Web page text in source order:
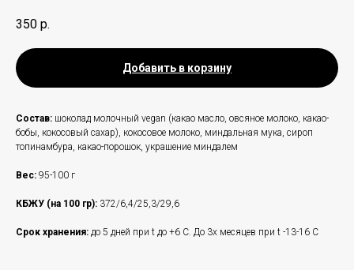
350 р.
Добавить в корзину
Состав: шоколад молочный vegan (какао масло, овсяное молоко, какао-
бобы, кокосовый сахар), кокосовое молоко, миндальная мука, сироп
топинамбура, какао-порошок, украшение миндалем
Вес: 95-100 г
КБЖУ (на 100 гр): 372/6,4/25,3/29,6
Срок хранения: до 5 дней при t до +6 С. До 3х месяцев при t -13-16 C